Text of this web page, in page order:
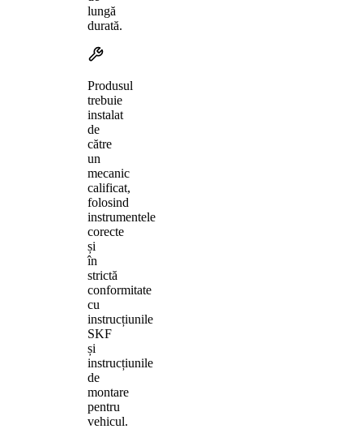
lungă
durată.
Produsul
trebuie
instalat
de
către
un
mecanic
calificat,
folosind
instrumentele
corecte
și
în
strictă
conformitate
cu
instrucțiunile
SKF
și
instrucțiunile
de
montare
pentru
vehicul.